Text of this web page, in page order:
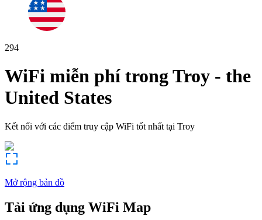
294
WiFi miễn phí trongTroy - the
United States
Kết nối với các điểm truy cập WiFi tốt nhất tại Troy
Mở rộng bản đồ
Tải ứng dụng WiFi Map